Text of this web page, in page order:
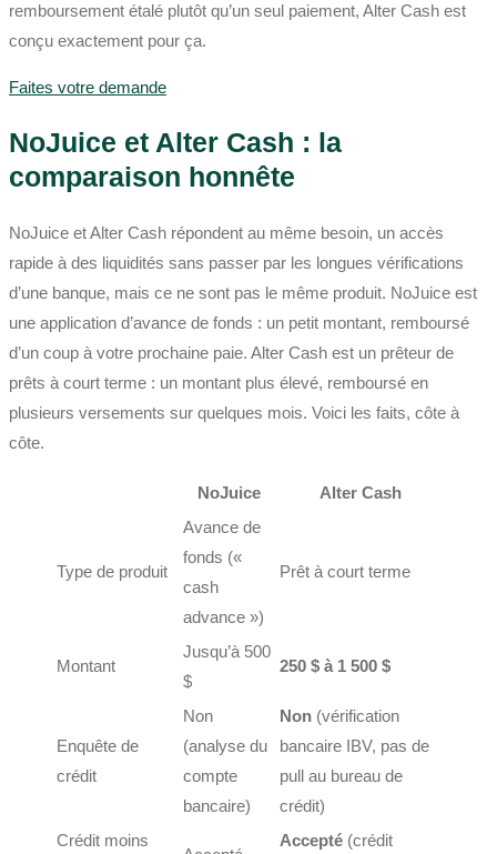
remboursement étalé plutôt qu’un seul paiement, Alter Cash est
conçu exactement pour ça.
Faites votre demande
NoJuice et Alter Cash : la
comparaison honnête
NoJuice et Alter Cash répondent au même besoin, un accès
rapide à des liquidités sans passer par les longues vérifications
d’une banque, mais ce ne sont pas le même produit. NoJuice est
une application d’avance de fonds : un petit montant, remboursé
d’un coup à votre prochaine paie. Alter Cash est un prêteur de
prêts à court terme : un montant plus élevé, remboursé en
plusieurs versements sur quelques mois. Voici les faits, côte à
côte.
NoJuice Alter Cash
Type de produit
Avance de
fonds («
cash
advance »)
Prêt à court terme
Montant
Jusqu’à 500
$
250 $ à 1 500 $
Enquête de
crédit
Non
(analyse du
compte
bancaire)
Non (vérification
bancaire IBV, pas de
pull au bureau de
crédit)
Crédit moins
Accepté (crédit